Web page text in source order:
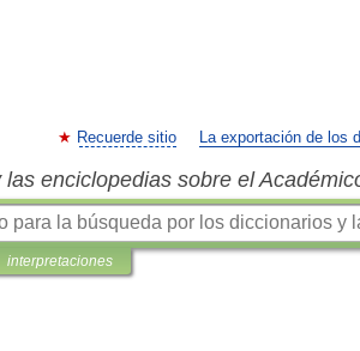
Recuerde sitio La exportación de los
enciclopedias sobre el
interpretaciones